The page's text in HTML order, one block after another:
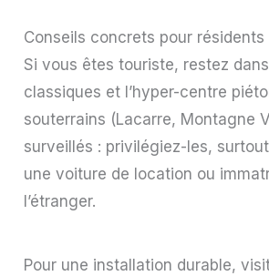
Conseils concrets pour
Si vous êtes touriste, restez
classiques et l’hyper-centre
souterrains (Lacarre, Montagne
surveillés : privilégiez-les,
une voiture de location ou
l’étranger.
Pour une installation durable,